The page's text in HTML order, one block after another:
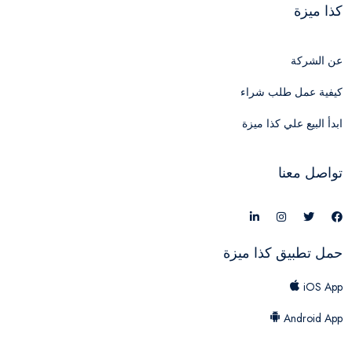
كذا ميزة
عن الشركة
كيفية عمل طلب شراء
ابدأ البيع علي كذا ميزة
تواصل معنا
حمل تطبيق كذا ميزة
iOS App
Android App